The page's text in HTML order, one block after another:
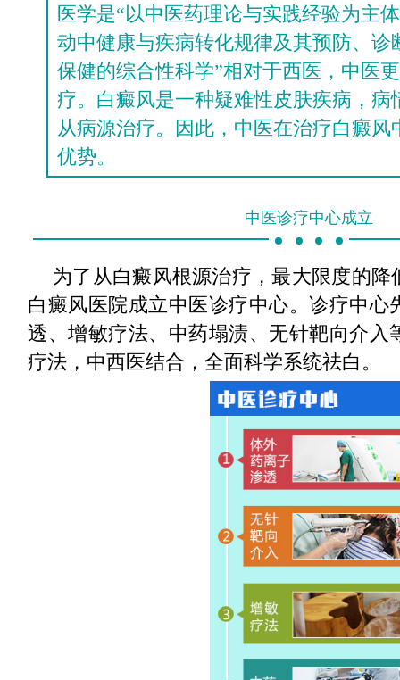
医学是“以中医药理论与实践经验为主
动中健康与疾病转化规律及其预防、诊
保健的综合性科学”相对于西医，中医
疗。白癜风是一种疑难性皮肤疾病，病
从病源治疗。因此，中医在治疗白癜风
优势。
中医诊疗中心成立
为了从白癜风根源治疗，最大限度的降
白癜风医院成立中医诊疗中心。诊疗中心
透、增敏疗法、中药塌渍、无针靶向介入
疗法，中西医结合，全面科学系统祛白。